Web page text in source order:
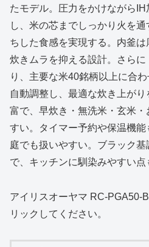
たモデル。圧力をかけながら
し、米の芯までしっかり火を
ちした食感を実現する。内釜は
炊きムラを抑える設計。さら
り、主要な米40銘柄以上に合
自動調整し、最適な炊き上が
富で、早炊き・無洗米・玄米
すい。タイマー予約や保温機
庭でも扱いやすい。ブラック
で、キッチンに馴染みやすい点
アイリスオーヤマ
リックしてください。